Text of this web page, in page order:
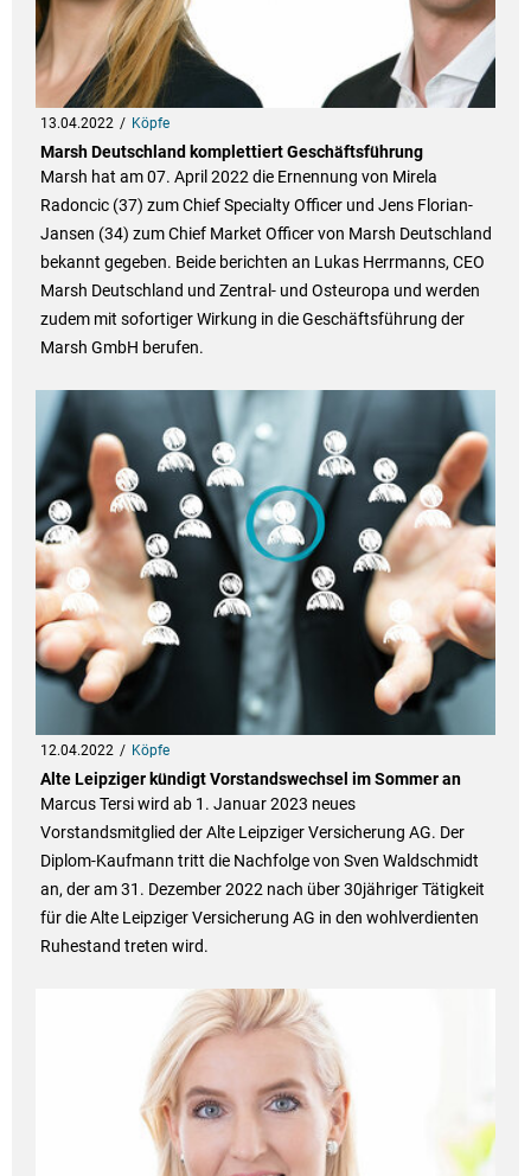
13.04.2022 Köpfe
Marsh Deutschland komplettiert Geschäftsführung
Marsh hat am 07. April 2022 die Ernennung von Mirela
Radoncic (37) zum Chief Specialty Officer und Jens Florian-
Jansen (34) zum Chief Market Officer von Marsh Deutschland
bekannt gegeben. Beide berichten an Lukas Herrmanns, CEO
Marsh Deutschland und Zentral- und Osteuropa und werden
zudem mit sofortiger Wirkung in die Geschäftsführung der
Marsh GmbH berufen.
12.04.2022 Köpfe
Alte Leipziger kündigt Vorstandswechsel im Sommer an
Marcus Tersi wird ab 1. Januar 2023 neues
Vorstandsmitglied der Alte Leipziger Versicherung AG. Der
Diplom-Kaufmann tritt die Nachfolge von Sven Waldschmidt
an, der am 31. Dezember 2022 nach über 30jähriger Tätigkeit
für die Alte Leipziger Versicherung AG in den wohlverdienten
Ruhestand treten wird.